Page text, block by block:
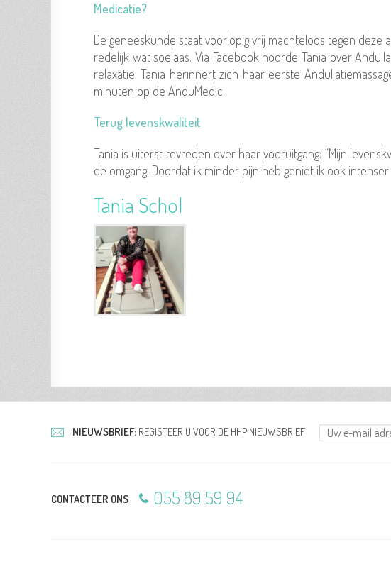
Medicatie?
De geneeskunde staat voorlopig vrij machteloos tegen
redelijk wat soelaas. Via Facebook hoorde Tania over
relaxatie. Tania herinnert zich haar eerste
minuten op de AnduMedic.
Terug levenskwaliteit
Tania is uiterst tevreden over haar vooruitgang: “Mijn
de omgang. Doordat ik minder pijn heb geniet ik ook
Tania Schol
NIEUWSBRIEF: REGISTEER U VOOR DE HHP NIEUWSBRIEF
CONTACTEER ONS 055 89 59 94